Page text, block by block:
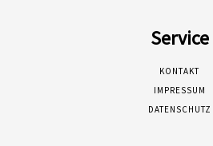
Service
KONTAKT
IMPRESSUM
DATENSCHUTZ